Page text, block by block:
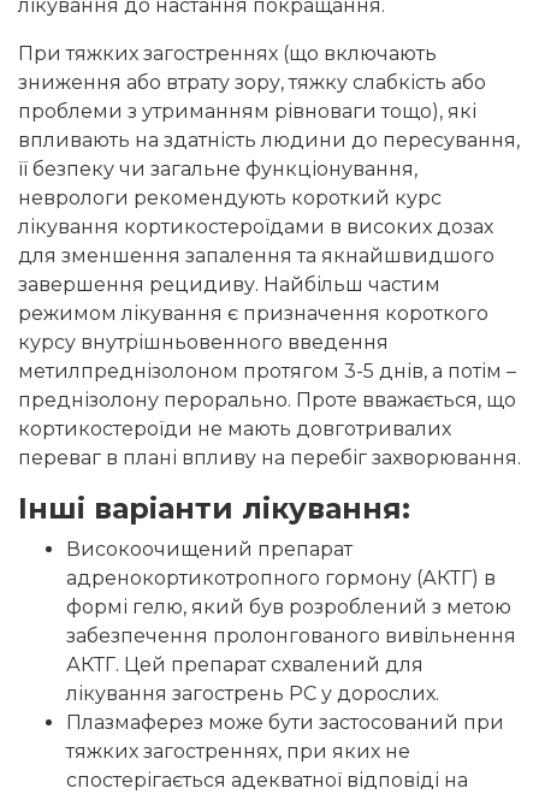
лікування до настання покращання.
При тяжких загостреннях (що включають
зниження або втрату зору, тяжку слабкість або
проблеми з утриманням рівноваги тощо), які
впливають на здатність людини до пересування,
її безпеку чи загальне функціонування,
неврологи рекомендують короткий курс
лікування кортикостероїдами в високих дозах
для зменшення запалення та якнайшвидшого
завершення рецидиву. Найбільш частим
режимом лікування є призначення короткого
курсу внутрішньовенного введення
метилпреднізолоном протягом 3-5 днів, а потім –
преднізолону перорально. Проте вважається, що
кортикостероїди не мають довготривалих
переваг в плані впливу на перебіг захворювання.
Інші варіанти лікування:
Високоочищений препарат
адренокортикотропного гормону (АКТГ) в
формі гелю, який був розроблений з метою
забезпечення пролонгованого вивільнення
АКТГ. Цей препарат схвалений для
лікування загострень РС у дорослих.
Плазмаферез може бути застосований при
тяжких загостреннях, при яких не
спостерігається адекватної відповіді на